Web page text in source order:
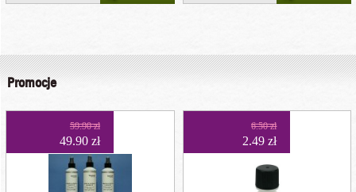
Promocje
59.90 zł
49.90 zł
6.50 zł
2.49 zł